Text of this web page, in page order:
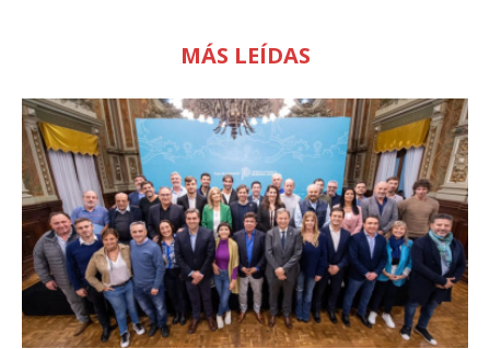
MÁS LEÍDAS